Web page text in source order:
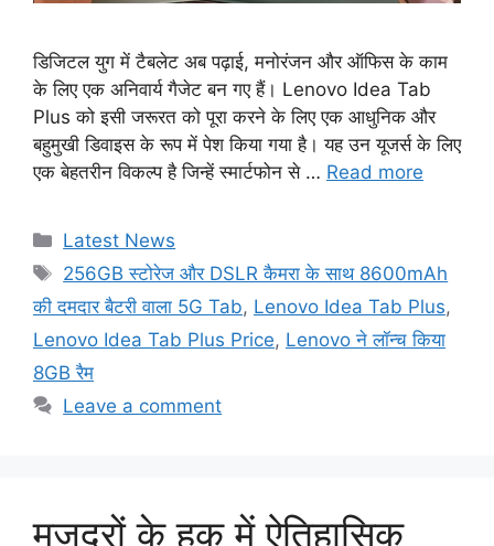
डिजिटल युग में टैबलेट अब पढ़ाई, मनोरंजन और ऑफिस के काम
के लिए एक अनिवार्य गैजेट बन गए हैं। Lenovo Idea Tab
Plus को इसी जरूरत को पूरा करने के लिए एक आधुनिक और
बहुमुखी डिवाइस के रूप में पेश किया गया है। यह उन यूजर्स के लिए
एक बेहतरीन विकल्प है जिन्हें स्मार्टफोन से … Read more
Categories
Latest News
Tags
256GB स्टोरेज और DSLR कैमरा के साथ 8600mAh
की दमदार बैटरी वाला 5G Tab, Lenovo Idea Tab Plus,
Lenovo Idea Tab Plus Price, Lenovo ने लॉन्च किया
8GB रैम
Leave a comment
मजदूरों के हक में ऐतिहासिक